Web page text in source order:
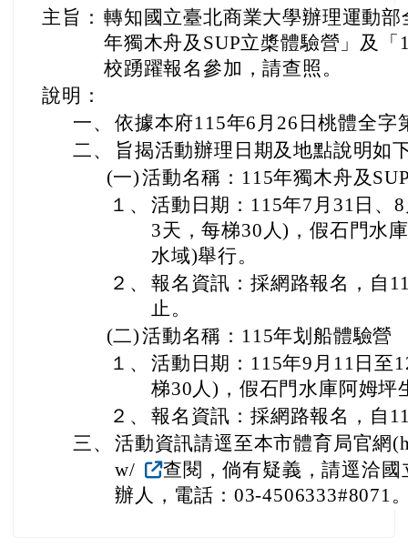
主旨： 轉知國立臺北商業大學辦理運動
年獨木舟及SUP立槳體驗營」及
校踴躍報名參加，請查照。
說明：
一、 依據本府115年6月26日桃體全字
二、
旨揭活動辦理日期及地點說明如
(一)活動名稱：115年獨木舟及
１、 活動日期：115年7月31日、
3天，每梯30人)，假石門水
水域)舉行。
２、 報名資訊：採網路報名，自
止。
(二)活動名稱：115年划船體驗營
１、 活動日期：115年9月11日至
梯30人)，假石門水庫阿姆坪
２、 報名資訊：採網路報名，自
三、 活動資訊請逕至本市體育局官網
w/
查閱，倘有疑義，請逕洽
辦人，電話：03-4506333#8071